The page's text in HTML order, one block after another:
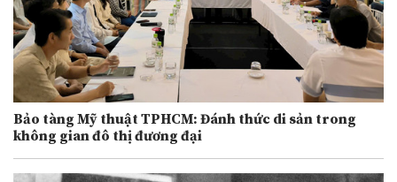
Bảo tàng Mỹ thuật TPHCM: Đánh thức di sản trong
không gian đô thị đương đại